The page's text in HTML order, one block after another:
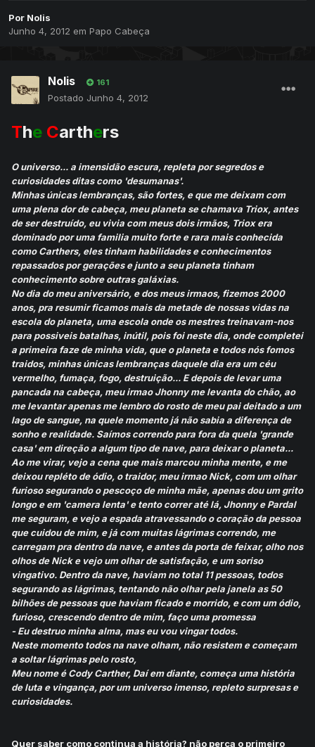
Por Nolis
Junho 4, 2012 em Papo Cabeça
Nolis 161
Postado Junho 4, 2012
The Carthers
O universo... a imensidão escura, repleta por segredos e
curiosidades ditas como 'desumanas'.
Minhas únicas lembranças, são fortes, e que me deixam com
uma plena dor de cabeça, meu planeta se chamava Triox, antes
de ser destruído, eu vivia com meus dois irmãos, Triox era
dominado por uma familia muito forte e rara mais conhecida
como Carthers, eles tinham habilidades e conhecimentos
repassados por gerações e junto a seu planeta tinham
conhecimento sobre outras galáxias.
No dia do meu aniversário, e dos meus irmaos, fizemos 2000
anos, pra resumir ficamos mais da metade de nossas vidas na
escola do planeta, uma escola onde os mestres treinavam-nos
para possiveis batalhas, inútil, pois foi neste dia, onde completei
a primeira faze de minha vida, que o planeta e todos nós fomos
traidos, minhas únicas lembranças daquele dia era um céu
vermelho, fumaça, fogo, destruição... E depois de levar uma
pancada na cabeça, meu irmao Jhonny me levanta do chão, ao
me levantar apenas me lembro do rosto de meu pai deitado a um
lago de sangue, na quele momento já não sabia a diferença de
sonho e realidade. Saímos correndo para fora da quela 'grande
casa' em direção a algum tipo de nave, para deixar o planeta...
Ao me virar, vejo a cena que mais marcou minha mente, e me
deixou repléto de ódio, o traidor, meu irmao Nick, com um olhar
furioso segurando o pescoço de minha mãe, apenas dou um grito
longo e em 'camera lenta' e tento correr até lá, Jhonny e Pardal
me seguram, e vejo a espada atravessando o coração da pessoa
que cuidou de mim, e já com muitas lágrimas correndo, me
carregam pra dentro da nave, e antes da porta de feixar, olho nos
olhos de Nick e vejo um olhar de satisfação, e um soriso
vingativo. Dentro da nave, haviam no total 11 pessoas, todos
segurando as lágrimas, tentando não olhar pela janela as 50
bilhões de pessoas que haviam ficado e morrido, e com um ódio,
furioso, crescendo dentro de mim, faço uma promessa
- Eu destruo minha alma, mas eu vou vingar todos.
Neste momento todos na nave olham, não resistem e começam
a soltar lágrimas pelo rosto,
Meu nome é Cody Carther, Daí em diante, começa uma história
de luta e vingança, por um universo imenso, repleto surpresas e
curiosidades.
Quer saber como continua a história? não perca o primeiro